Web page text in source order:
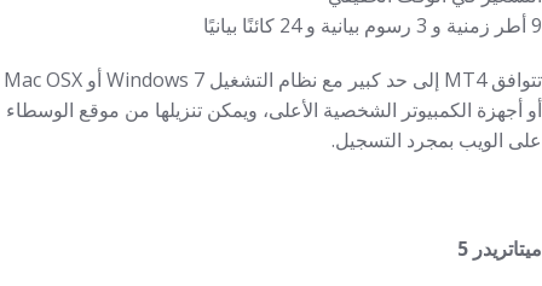
9 أطر زمنية و 3 رسوم بيانية و 24 كائنًا بيانيًا
تتوافق MT4 إلى حد كبير مع نظام التشغيل Windows 7 أو Mac OSX
أو أجهزة الكمبيوتر الشخصية الأعلى، ويمكن تنزيلها من موقع الوسطاء
على الويب بمجرد التسجيل.
ميتاتريدر 5